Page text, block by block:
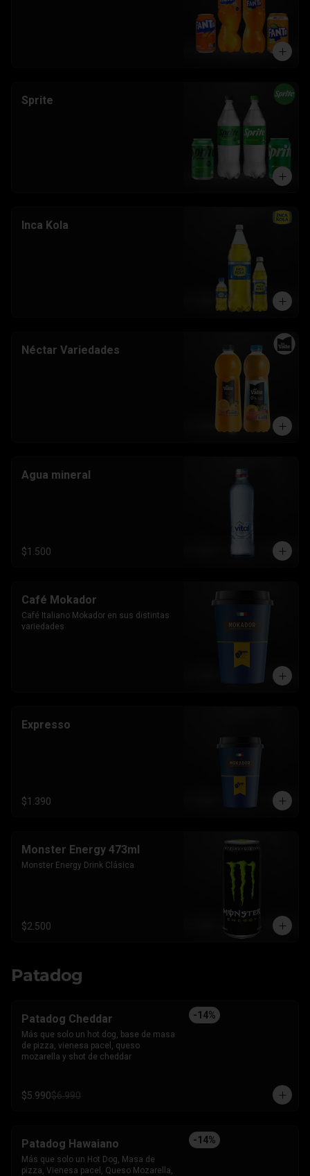
Sprite
Inca Kola
Néctar Variedades
Agua mineral
$1.500
Café Mokador
Café Italiano Mokador en sus distintas
variedades
Expresso
$1.390
Monster Energy 473ml
Monster Energy Drink Clásica
$2.500
Patadog
-14%
Patadog Cheddar
Más que solo un hot dog, base de masa
de pizza, vienesa pacel, queso
mozarella y shot de cheddar
$5.990$6.990
-14%
Patadog Hawaiano
Más que solo un Hot Dog, Masa de
pizza, Vienesa pacel, Queso Mozarella,